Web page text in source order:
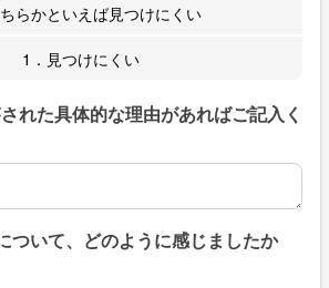
らかといえば見つけにくい
1．見つけにくい
れた具体的な理由があればご記入く
れた具体的な理由があればご記入くだ
ついて、どのように感じましたか